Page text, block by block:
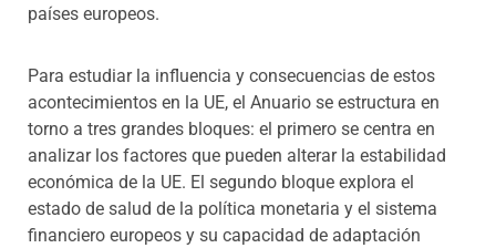
países europeos.
Para estudiar la influencia y consecuencias de estos
acontecimientos en la UE, el Anuario se estructura en
torno a tres grandes bloques: el primero se centra en
analizar los factores que pueden alterar la estabilidad
económica de la UE. El segundo bloque explora el
estado de salud de la política monetaria y el sistema
financiero europeos y su capacidad de adaptación